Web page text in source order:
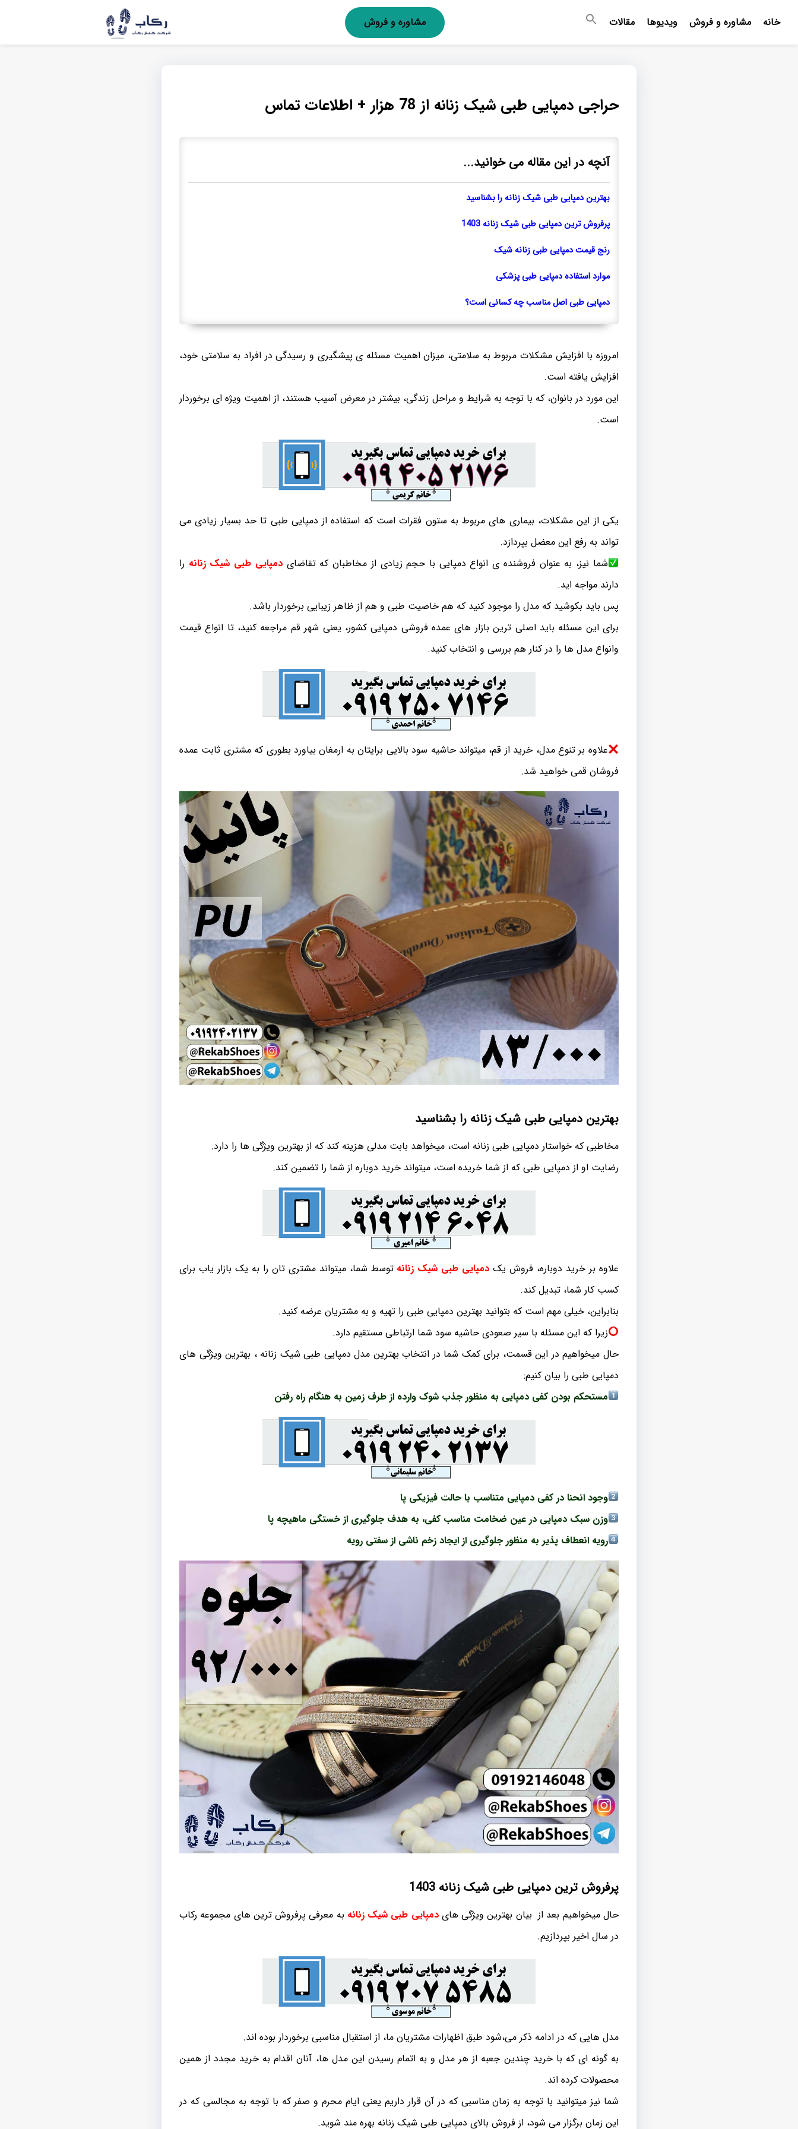
خانه مشاوره و فروش ویدیوها مقالات مشاوره و فروش
حراجی دمپایی طبی شیک زنانه از 78 هزار + اطلاعات تماس
آنچه در این مقاله می خوانید...
بهترین دمپایی طبی شیک زنانه را بشناسید
پرفروش ترین دمپایی طبی شیک زنانه 1403
رنج قیمت دمپایی طبی زنانه شیک
موارد استفاده دمپایی طبی پزشکی
دمپایی طبی اصل مناسب چه کسانی است؟
امروزه با افزایش مشکلات مربوط به سلامتی، میزان اهمیت مسئله ی پیشگیری و رسیدگی در افراد به سلامتی خود،
افزایش یافته است.
این مورد در بانوان، که با توجه به شرایط و مراحل زندگی، بیشتر در معرض آسیب هستند، از اهمیت ویژه ای برخوردار
است.
یکی از این مشکلات، بیماری های مربوط به ستون فقرات است که استفاده از دمپایی طبی تا حد بسیار زیادی می
تواند به رفع این معضل بپردازد.
شما نیز، به عنوان فروشنده ی انواع دمپایی با حجم زیادی از مخاطبان که تقاضایدمپایی طبی شیک زنانه را
دارند مواجه اید.
پس باید بکوشید که مدل را موجود کنید که هم خاصیت طبی و هم از ظاهر زیبایی برخوردار باشد.
برای این مسئله باید اصلی ترین بازار های عمده فروشی دمپایی کشور، یعنی شهر قم مراجعه کنید، تا انواع قیمت
وانواع مدل ها را در کنار هم بررسی و انتخاب کنید.
علاوه بر تنوع مدل، خرید از قم، میتواند حاشیه سود بالایی برایتان به ارمغان بیاورد بطوری که مشتری ثابت عمده
فروشان قمی خواهید شد.
بهترین دمپایی طبی شیک زنانه را بشناسید
مخاطبی که خواستار دمپایی طبی زنانه است، میخواهد بابت مدلی هزینه کند که از بهترین ویژگی ها را دارد.
رضایت او از دمپایی طبی که از شما خریده است، میتواند خرید دوباره از شما را تضمین کند.
علاوه بر خرید دوباره، فروش یک دمپایی طبی شیک زنانه توسط شما، میتواند مشتری تان را به یک بازار یاب برای
کسب کار شما، تبدیل کند.
بنابراین، خیلی مهم است که بتوانید بهترین دمپایی طبی را تهیه و به مشتریان عرضه کنید.
زیرا که این مسئله با سیر صعودی حاشیه سود شما ارتباطی مستقیم دارد.
حال میخواهیم در این قسمت، برای کمک شما در انتخاب بهترین مدل دمپایی طبی شیک زنانه ، بهترین ویژگی های
دمپایی طبی را بیان کنیم:
مستحکم بودن کفی دمپایی به منظور جذب شوک وارده از طرف زمین به هنگام راه رفتن
وجود انحنا در کفی دمپایی متناسب با حالت فیزیکی پا
وزن سبک دمپایی در عین ضخامت مناسب کفی، به هدف جلوگیری از خستگی ماهیچه پا
رویه انعطاف پذیر به منظور جلوگیری از ایجاد زخم ناشی از سفتی رویه
پرفروش ترین دمپایی طبی شیک زنانه 1403
حال میخواهیم بعد از بیان بهترین ویژگی هایدمپایی طبی شیک زنانه به معرفی پرفروش ترین های مجموعه رکاب
در سال اخیر بپردازیم.
مدل هایی که در ادامه ذکر می،شود طبق اظهارات مشتریان ما، از استقبال مناسبی برخوردار بوده اند.
به گونه ای که با خرید چندین جعبه از هر مدل و به اتمام رسیدن این مدل ها، آنان اقدام به خرید مجدد از همین
محصولات کرده اند.
شما نیز میتوانید با توجه به زمان مناسبی که در آن قرار داریم یعنی ایام محرم و صفر که با توجه به مجالسی که در
این زمان برگزار می شود، از فروش بالای دمپایی طبی شیک زنانه بهره مند شوید.